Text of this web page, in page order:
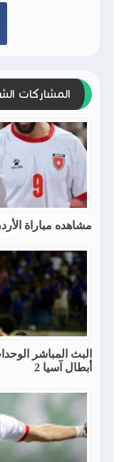
المشاركات
مشاهده مباراة
البث المباشر
أبطال آسيا 2